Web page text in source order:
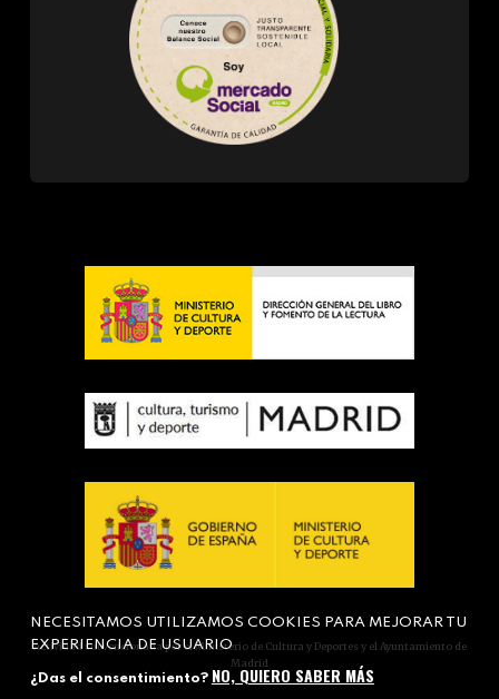
Actividad subvencionada por el Ministerio de Cultura y Deportes y el Ayuntamiento de
Madrid
NECESITAMOS UTILIZAMOS COOKIES PARA MEJORAR TU
EXPERIENCIA DE USUARIO
¿Das el consentimiento? NO, QUIERO SABER MÁS